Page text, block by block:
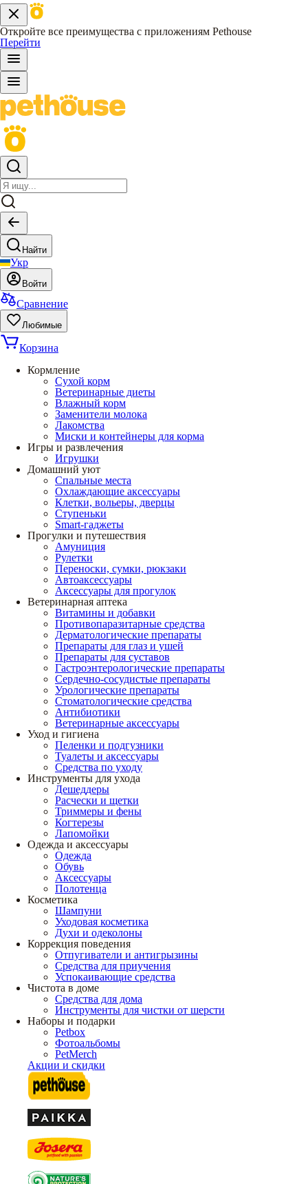
Откройте все преимущества с приложениям Pethouse
Перейти
Найти
Укр
Войти
Сравнение
Любимые
Корзина
Кормление
Сухой корм
Ветеринарные диеты
Влажный корм
Заменители молока
Лакомства
Миски и контейнеры для корма
Игры и развлечения
Игрушки
Домашний уют
Спальные места
Охлаждающие аксессуары
Клетки, вольеры, дверцы
Ступеньки
Smart-гаджеты
Прогулки и путешествия
Амуниция
Рулетки
Переноски, сумки, рюкзаки
Автоаксессуары
Аксессуары для прогулок
Ветеринарная аптека
Витамины и добавки
Противопаразитарные средства
Дерматологические препараты
Препараты для глаз и ушей
Препараты для суставов
Гастроэнтерологические препараты
Сердечно-сосудистые препараты
Урологические препараты
Стоматологические средства
Антибиотики
Ветеринарные аксессуары
Уход и гигиена
Пеленки и подгузники
Туалеты и аксессуары
Средства по уходу
Инструменты для ухода
Дешеддеры
Расчески и щетки
Триммеры и фены
Когтерезы
Лапомойки
Одежда и аксессуары
Одежда
Обувь
Аксессуары
Полотенца
Косметика
Шампуни
Уходовая косметика
Духи и одеколоны
Коррекция поведения
Отпугиватели и антигрызины
Средства для приучения
Успокаивающие средства
Чистота в доме
Средства для дома
Инструменты для чистки от шерсти
Наборы и подарки
Petbox
Фотоальбомы
PetMerch
Акции и скидки